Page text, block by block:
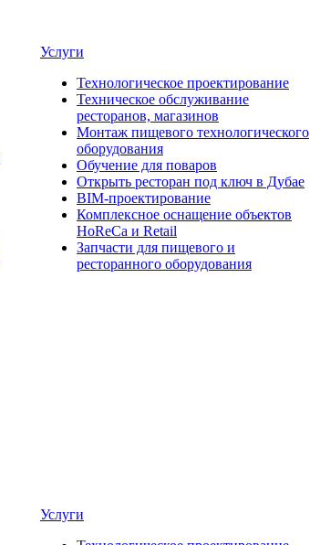
Услуги
Технологическое проектирование
Техническое обслуживание
ресторанов, магазинов
Монтаж пищевого технологического
оборудования
Обучение для поваров
Открыть ресторан под ключ в Дубае
BIM-проектирование
Комплексное оснащение объектов
HoReCa и Retail
Запчасти для пищевого и
ресторанного оборудования
Услуги